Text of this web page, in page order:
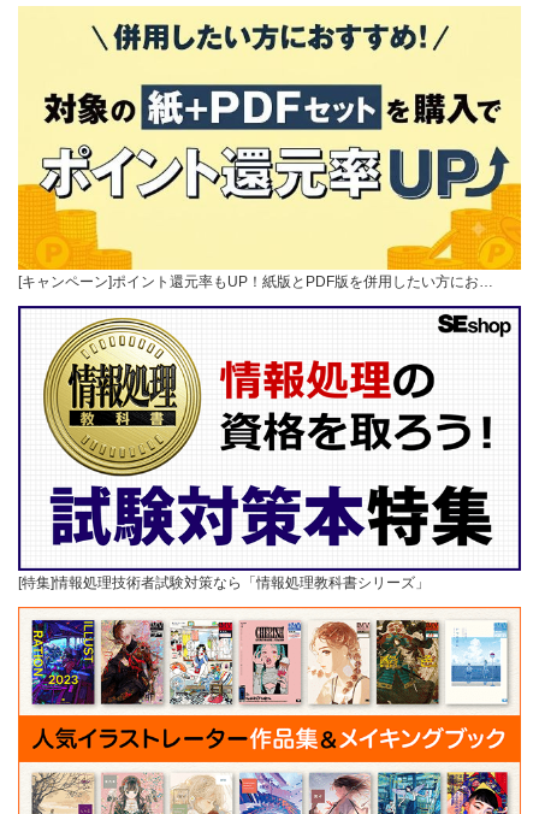
[キャンペーン]ポイント還元率もUP！紙版とPDF版を併用したい方にお…
[特集]情報処理技術者試験対策なら「情報処理教科書シリーズ」